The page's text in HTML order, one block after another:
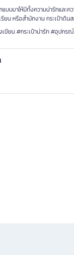
บบมาให้มีทั้งความน่ารักและ
รียน หรือสำนักงาน กระเป๋าดิ
เขียน #กระเป๋าน่ารัก #อุปกร